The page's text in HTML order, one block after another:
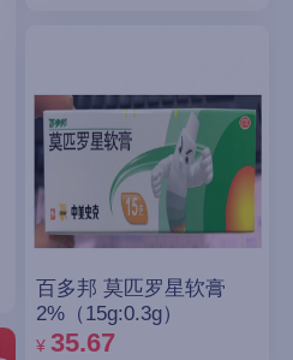
百多邦 莫匹罗星软膏
2%（15g:0.3g）
¥ 35.67